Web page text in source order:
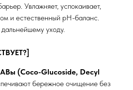
Увлажняет, успокаивает,
и естественный pH-баланс.
уходу.
(Coco-Glucoside, Decyl
бережное очищение без